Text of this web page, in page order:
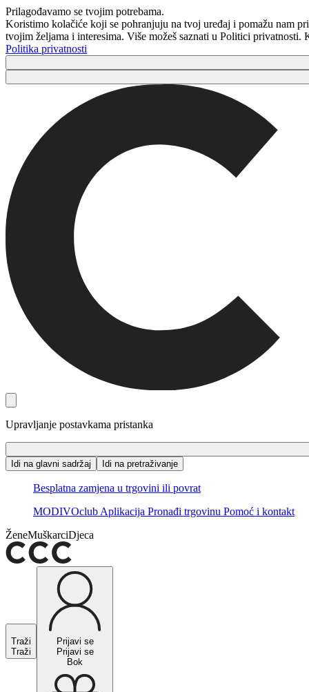
Prilagođavamo se tvojim potrebama.
Koristimo kolačiće koji se pohranjuju na tvoj uređaj i pomažu nam
tvojim željama i interesima. Više možeš saznati u Politici
Politika privatnosti
Upravljanje postavkama pristanka
Idi na glavni sadržaj
Idi na pretraživanje
Besplatna zamjena u trgovini ili povrat
MODIVOclub Aplikacija Pronađi trgovinu Pomoć i kontakt
ŽeneMuškarciDjeca
Traži
Traži
Prijavi se
Prijavi se
Bok